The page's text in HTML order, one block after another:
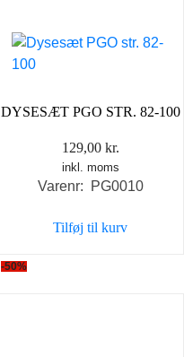
DYSESÆT PGO STR. 82-100
129,00 kr.
inkl. moms
Varenr: PG0010
Tilføj til kurv
-50%